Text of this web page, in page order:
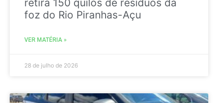
retira 150 quilos de resíduos da
foz do Rio Piranhas-Açu
VER MATÉRIA »
28 de julho de 2026